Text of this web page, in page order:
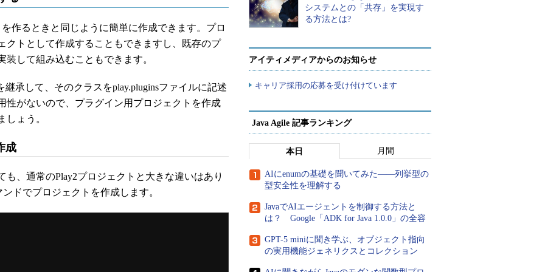
作るときと同じように簡単に作成できます。プロ
クトとして作成することもできますし、既存のプ
して組み込むこともできます。
承して、そのクラスをplay.pluginsファイルに記述
性がないので、プラグイン用プロジェクトを作成
しょう。
成
、通常のPlay2プロジェクトと大きな違いはあり
ドでプロジェクトを作成します。
システムとの「共存」を実現す
る方法とは?
アイティメディアからのお知らせ
キャリア採用の応募を受け付けています
Java Agile 記事ランキング
本日 月間
AIにenumの基礎を聞いてみた――列挙型の
型安全性を理解する
JavaでAIエージェントを制御する方法と
は？ Google「ADK for Java 1.0.0」の全容
GPT-5 miniに聞き学ぶ、オブジェクト指向
の実用機能ジェネリクスとコレクション